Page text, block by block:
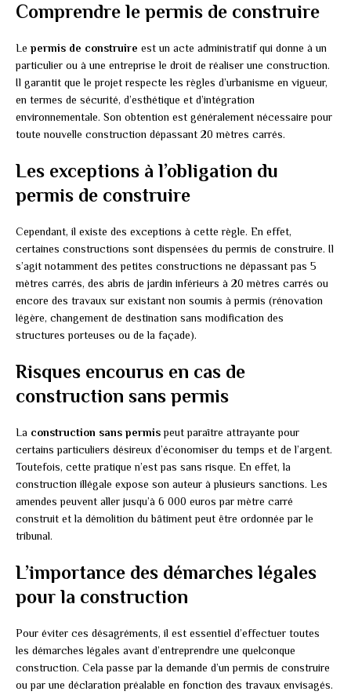
Comprendre le permis de construire
Le permis de construire est un acte administratif qui donne à un
particulier ou à une entreprise le droit de réaliser une construction.
Il garantit que le projet respecte les règles d’urbanisme en vigueur,
en termes de sécurité, d’esthétique et d’intégration
environnementale. Son obtention est généralement nécessaire pour
toute nouvelle construction dépassant 20 mètres carrés.
Les exceptions à l’obligation du
permis de construire
Cependant, il existe des exceptions à cette règle. En effet,
certaines constructions sont dispensées du permis de construire. Il
s’agit notamment des petites constructions ne dépassant pas 5
mètres carrés, des abris de jardin inférieurs à 20 mètres carrés ou
encore des travaux sur existant non soumis à permis (rénovation
légère, changement de destination sans modification des
structures porteuses ou de la façade).
Risques encourus en cas de
construction sans permis
La construction sans permispeut paraître attrayante pour
certains particuliers désireux d’économiser du temps et de l’argent.
Toutefois, cette pratique n’est pas sans risque. En effet, la
construction illégale expose son auteur à plusieurs sanctions. Les
amendes peuvent aller jusqu’à 6 000 euros par mètre carré
construit et la démolition du bâtiment peut être ordonnée par le
tribunal.
L’importance des démarches légales
pour la construction
Pour éviter ces désagréments, il est essentiel d’effectuer toutes
les démarches légales avant d’entreprendre une quelconque
construction. Cela passe par la demande d’un permis de construire
ou par une déclaration préalable en fonction des travaux envisagés.